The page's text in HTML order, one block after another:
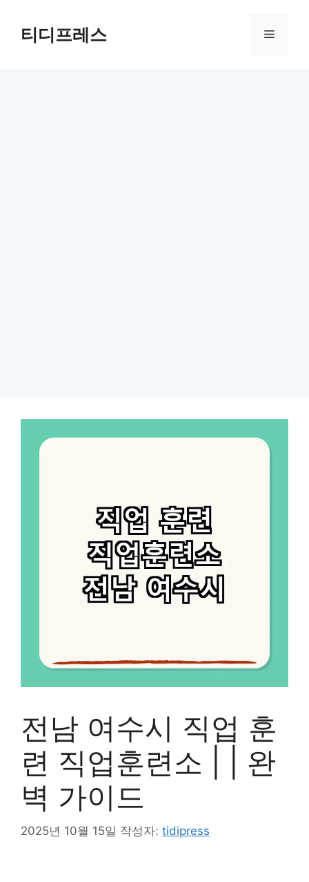
티디프레스 메
전남 여수시 직업 훈
련 직업훈련소 | | 완
벽 가이드
2025년 10월 15일 작성자: tidipress